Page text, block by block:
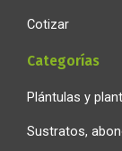
Cotizar
Categorías
Plántulas y
Sustratos,